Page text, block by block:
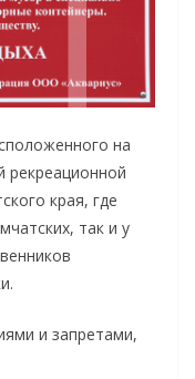
на
рекреационной
края, где
так и у
и запретами,